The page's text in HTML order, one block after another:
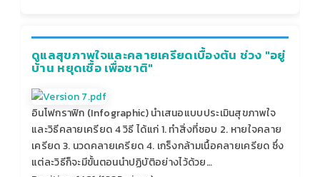
ดูแลสุขภาพใจและคลายเครียดเบื้องต้น ช่วง "อยู่
บ้าน หยุดเชื้อ เพื่อชาติ"
อินโฟกราฟิก (Infographic) นำเสนอแบบประเมินสุขภาพใจ
และวิธีคลายเครียด 4 วิธี ได้แก่ 1. ทำสิ่งที่ชอบ 2. หายใจคลาย
เครียด 3. นวดคลายเครียด 4. เกร็งกล้ามเนื้อคลายเครียด ซึ่ง
แต่ละวิธีก็จะมีขั้นตอนนำปฏิบัติอย่างไว้ด้วย…